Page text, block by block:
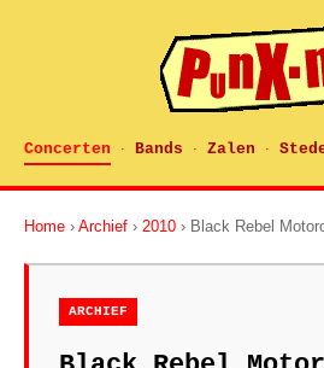
Concerten · Bands · Zalen ·
Home › Archief › 2010 › Black Rebel
ARCHIEF